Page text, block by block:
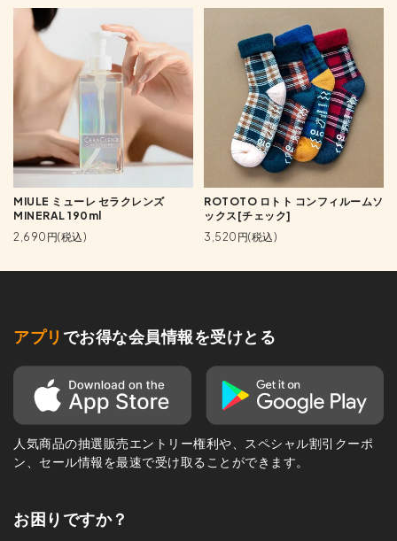
MIULE ミューレ セラクレンズ
MINERAL 190ml
2,690円(税込)
ROTOTO ロトト コンフィルームソ
ックス[チェック]
3,520円(税込)
アプリ でお得な会員情報を受けとる
人気商品の抽選販売エントリー権利や、スペシャル割引クーポ
ン、セール情報を最速で受け取ることができます。
お困りですか？